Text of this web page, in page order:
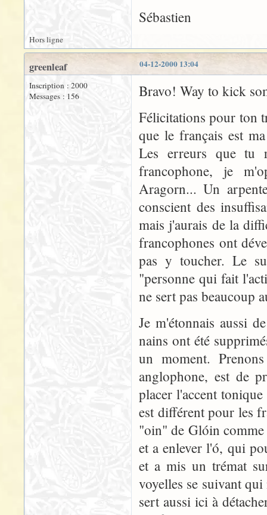
Sébastien
Hors ligne
04-12-2000 13:04
greenleaf
Inscription : 2000
Messages : 156
Bravo! Way to kick
Félicitations pour ton
que le français est
Les erreurs que tu
francophone, je
Aragorn... Un
conscient des
mais j'aurais de la
francophones ont
pas y toucher. Le
"personne qui fait
ne sert pas beaucoup
Je m'étonnais aussi
nains ont été
un moment.
anglophone, est de
placer l'accent
est différent pour les
"oin" de Glóin comme
et a enlever l'ó, qui
et a mis un trémat
voyelles se suivant
sert aussi ici à